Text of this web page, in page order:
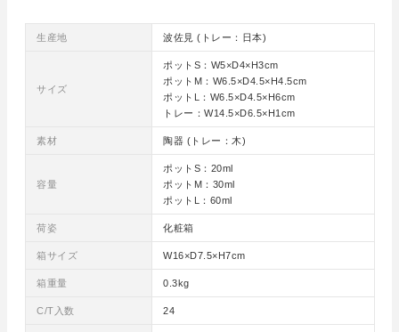
生産地 波佐見 (トレー：日本)
サイズ
ポットS：W5×D4×H3cm
ポットM：W6.5×D4.5×H4.5cm
ポットL：W6.5×D4.5×H6cm
トレー：W14.5×D6.5×H1cm
素材 陶器 (トレー：木)
容量
ポットS：20ml
ポットM：30ml
ポットL：60ml
荷姿 化粧箱
箱サイズ W16×D7.5×H7cm
箱重量 0.3kg
C/T入数 24